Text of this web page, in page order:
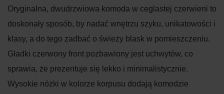
Oryginalna, dwudrzwiowa komoda w ceglastej czerwieni to
doskonały sposób, by nadać wnętrzu szyku, unikatowości i
klasy, a do tego zadbać o świeży blask w pomieszczeniu.
Gładki czerwony front pozbawiony jest uchwytów, co
sprawia, że prezentuje się lekko i minimalistycznie.
Wysokie nóżki w kolorze korpusu dodają komodzie